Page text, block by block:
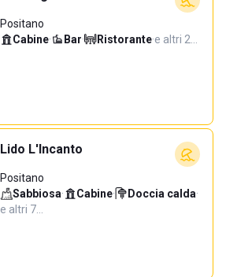
Positano
Cabine· Bar· Ristorante·e altri 2…
Lido L'Incanto
Positano
Sabbiosa· Cabine· Doccia calda·
e altri 7…